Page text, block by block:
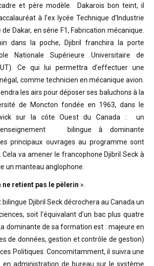
et père modèle. Dakarois bon teint, il
à l’ex lycée Technique d’Industrie
Dakar, en série F1, Fabrication mécanique.
dans la poche, Djibril franchira la porte
Nationale Supérieure Universitaire de
Ce qui lui permettra d’effectuer une
comme technicien en mécanique avion.
les airs pour déposer ses baluchons à la
de Moncton fondée en 1963, dans le
sur la côte Ouest du Canada : un
bilingue à dominante
principaux ouvrages au programme sont
Cela va amener le francophone Djibril Seck à
un manteau anglophone.
ne retient pas le pèlerin ».
Djibril Seck décrochera au Canada un
soit l’équivalant d’un bac plus quatre
dominante de sa formation est : majeure en
de données, gestion et contrôle de gestion)
Politiques. Concomitamment, il suivra une
administration de bureau sur le système